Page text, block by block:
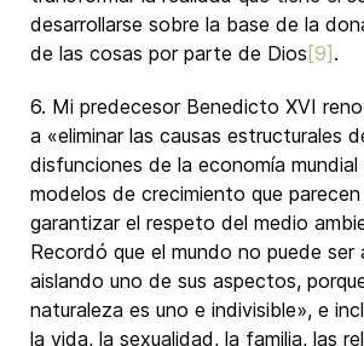
desarrollarse sobre la base de la
de las cosas por parte de Dios [9] .
6. Mi predecesor Benedicto XVI
a «eliminar las causas estructurales
disfunciones de la economía
modelos de crecimiento que
garantizar el respeto del medio
Recordó que el mundo no puede ser
aislando uno de sus aspectos,
naturaleza es uno e indivisible», e
la vida, la sexualidad, la familia, las